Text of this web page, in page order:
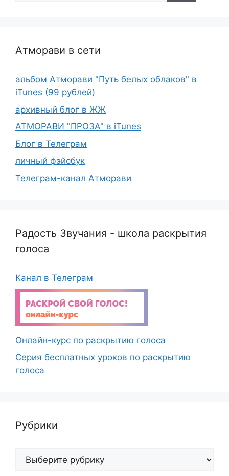
Атморави в сети
альбом Атморави "Путь белых облаков" в
iTunes (99 рублей)
архивный блог в ЖЖ
АТМОРАВИ "ПРОЗА" в iTunes
Блог в Телеграм
личный фэйсбук
Телеграм-канал Атморави
Радость Звучания - школа раскрытия
голоса
Канал в Телеграм
Онлайн-курс по раскрытию голоса
Серия бесплатных уроков по раскрытию
голоса
Рубрики
Рубрики